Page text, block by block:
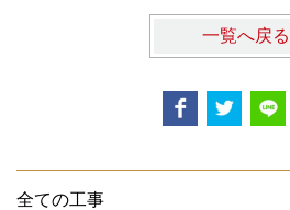
一覧へ戻る
全ての工事